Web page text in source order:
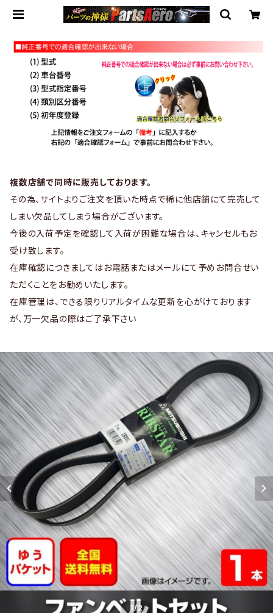
複数店舗で同時に販売しております。
その為、サイトよりご注文を頂いた時点で稀に他店舗にて完売して
しまい欠品してしまう場合がございます。
今後の入荷予定を確認して入荷が困難な場合は、キャンセルもお
受け致します。
在庫確認につきましてはお電話またはメールにて予めお問合せい
ただくことをお勧めいたします。
在庫管理は、できる限りリアルタイムな更新を心がけております
が、万一欠品の際はご了承下さい
1/2